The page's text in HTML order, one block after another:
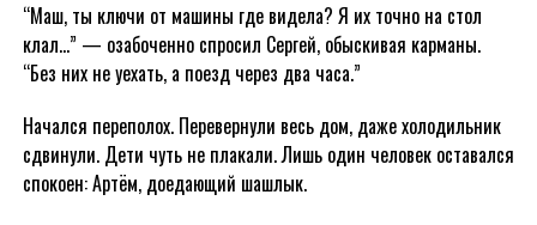
“Маш, ты ключи от машины где видела? Я их точно на стол
клал…” — озабоченно спросил Сергей, обыскивая карманы.
“Без них не уехать, а поезд через два часа.”
Начался переполох. Перевернули весь дом, даже холодильник
сдвинули. Дети чуть не плакали. Лишь один человек оставался
спокоен: Артём, доедающий шашлык.